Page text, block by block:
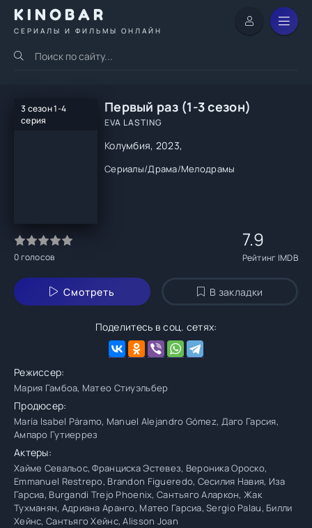
KINOBAR
СЕРИАЛЫ И ФИЛЬМЫ ОНЛАЙН
3 сезон 1-4
серия
Первый раз (1-3 сезон)
EVA LASTING
Колумбия, 2023,
Сериалы/Драма/Мелодрамы
0голосов
7.9
Рейтинг IMDB
Смотреть В закладки
Поделитесь в соц. сетях:
Режиссер:
Мария Гамбоа, Матео Стиуэльбер
Продюсер:
María Isabel Páramo, Manuel Alejandro Gómez, Даго Гарсия,
Ампаро Гутиеррез
Актеры:
Хайме Севальос, Франциска Эстевез, Вероника Ороско,
Emmanuel Restrepo, Brandon Figueredo, Сесилия Навия, Иза
Гарсиа, Burgandi Trejo Phoenix, Сантьяго Аларкон, Жак
Тухманян, Адриана Аранго, Матео Гарсиа, Sergio Palau, Билли
Хейнс, Сантьяго Хейнс, Alisson Joan